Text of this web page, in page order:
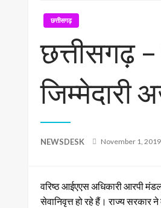
छत्तीसगढ़
छत्तीसगढ़
जिम्मेदारी
NEWSDESK
Posted
November 1, 2019
वरिष्ठ आईएएस अधिकारी आरपी
सेवानिवृत्त हो रहे हैं। राज्य सरकार